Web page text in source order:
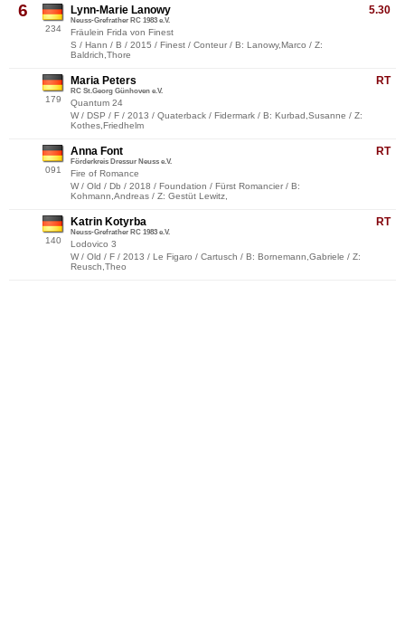
6
234
5.30
Lynn-Marie Lanowy
Neuss-Grefrather RC 1983 e.V.
Fräulein Frida von Finest
S / Hann / B / 2015 / Finest / Conteur / B: Lanowy,Marco / Z:
Baldrich,Thore
179
RT
Maria Peters
RC St.Georg Günhoven e.V.
Quantum 24
W / DSP / F / 2013 / Quaterback / Fidermark / B: Kurbad,Susanne / Z:
Kothes,Friedhelm
091
RT
Anna Font
Förderkreis Dressur Neuss e.V.
Fire of Romance
W / Old / Db / 2018 / Foundation / Fürst Romancier / B:
Kohmann,Andreas / Z: Gestüt Lewitz,
140
RT
Katrin Kotyrba
Neuss-Grefrather RC 1983 e.V.
Lodovico 3
W / Old / F / 2013 / Le Figaro / Cartusch / B: Bornemann,Gabriele / Z:
Reusch,Theo